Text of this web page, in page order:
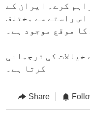
کرے۔ ایران کے
اس راستے سے مختلف
موقع موجود ہے۔
کی ترجمانی
کرتا ہے۔
Share